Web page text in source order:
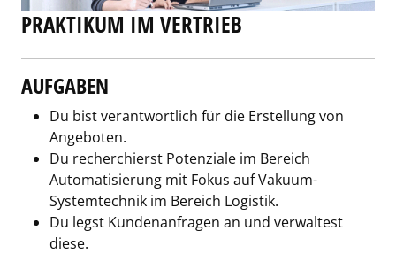
PRAKTIKUM IM VERTRIEB
AUFGABEN
Du bist verantwortlich für die Erstellung von
Angeboten.
Du recherchierst Potenziale im Bereich
Automatisierung mit Fokus auf Vakuum-
Systemtechnik im Bereich Logistik.
Du legst Kundenanfragen an und verwaltest
diese.